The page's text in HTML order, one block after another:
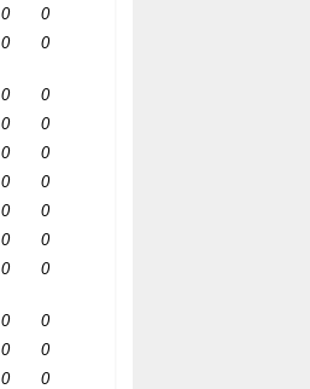
0
0
0 0
0
0
0
0
0
0
0
0
0
0
0
0
0 0
0
0
0
0
0
0